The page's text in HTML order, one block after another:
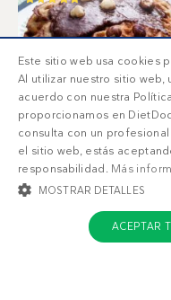
Este sitio web usa cookies
Al utilizar nuestro sitio
acuerdo con nuestra
proporcionamos en
consulta con un
el sitio web, estás
responsabilidad. Más
MOSTRAR DETALLES
ACEPTAR